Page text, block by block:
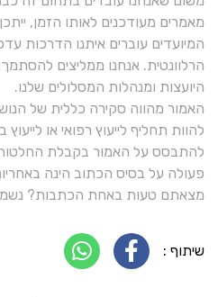
מאמרים מעודכנים לאותו הזמן,
המיועדים עוברים איתנו הדרכות
הרלוונטית. אנחנו ממליצים
היועצות ומנהלות המסלולים שלנו.
האמור מהווה סקירה כללית של
להוות תחליף לייעוץ רפואי או
להתבסס על האמור בקבלת
פעולה על בסיס הכתוב הינה
מצאתם טעות באחת הכתבות?
שיתוף :